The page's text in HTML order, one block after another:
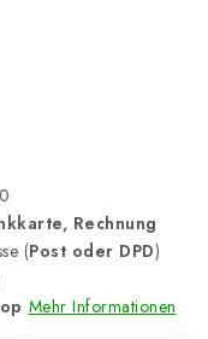
Rechnung
(Post oder DPD)
Mehr Informationen